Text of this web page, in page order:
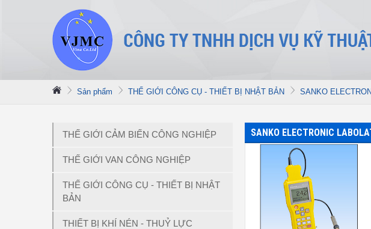
Sản phẩm THẾ GIỚI CÔNG CỤ - THIẾT BỊ NHẬT BẢN SANKO
THẾ GIỚI CẢM BIẾN CÔNG NGHIỆP
THẾ GIỚI VAN CÔNG NGHIỆP
THẾ GIỚI CÔNG CỤ - THIẾT BỊ NHẬT
BẢN
THIẾT BỊ KHÍ NÉN - THUỶ LỰC
SANKO ELECTRONIC